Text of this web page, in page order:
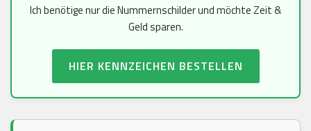
Ich benötige nur die Nummernschilder und möchte Zeit &
Geld sparen.
HIER KENNZEICHEN BESTELLEN